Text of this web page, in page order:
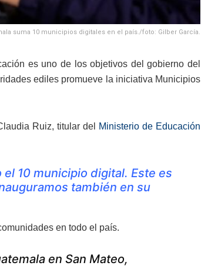
suma 10 municipios digitales en el país./foto: Gilber García.
es uno de los objetivos del gobierno del
ediles promueve la iniciativa Municipios
Ruiz, titular del
Ministerio de Educación
10 municipio digital. Este es
también en su
en todo el país.
en San Mateo,